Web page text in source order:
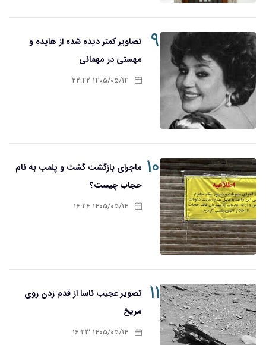
۹
تصاویر کمتر دیده شده از هایده و
مهستی در مهمانی
۱۴۰۵/۰۵/۱۴ ۲۲:۴۲
۱۰ ماجرای بازگشت گشت و پلمب به نام
حجاب چیست؟
۱۴۰۵/۰۵/۱۴ ۱۶:۲۶
۱۱
تصویر عجیب ناسا از قدم زدن روی
مریخ
۱۴۰۵/۰۵/۱۴ ۱۶:۲۳